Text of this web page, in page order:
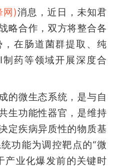
网)消息，近日，未知君
略合作，双方将整合各
在肠道菌群提取、纯
药等领域开展深度合
的微生态系统，是与自
生功能性器官，是维持
定疾病异质性的物质基
功能为调控靶点的“微
产业化爆发前的关键时